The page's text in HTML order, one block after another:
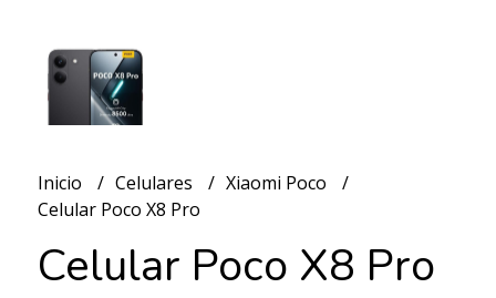
Inicio Celulares
Xiaomi Poco
Celular Poco X8 Pro
Celular Poco X8 Pro